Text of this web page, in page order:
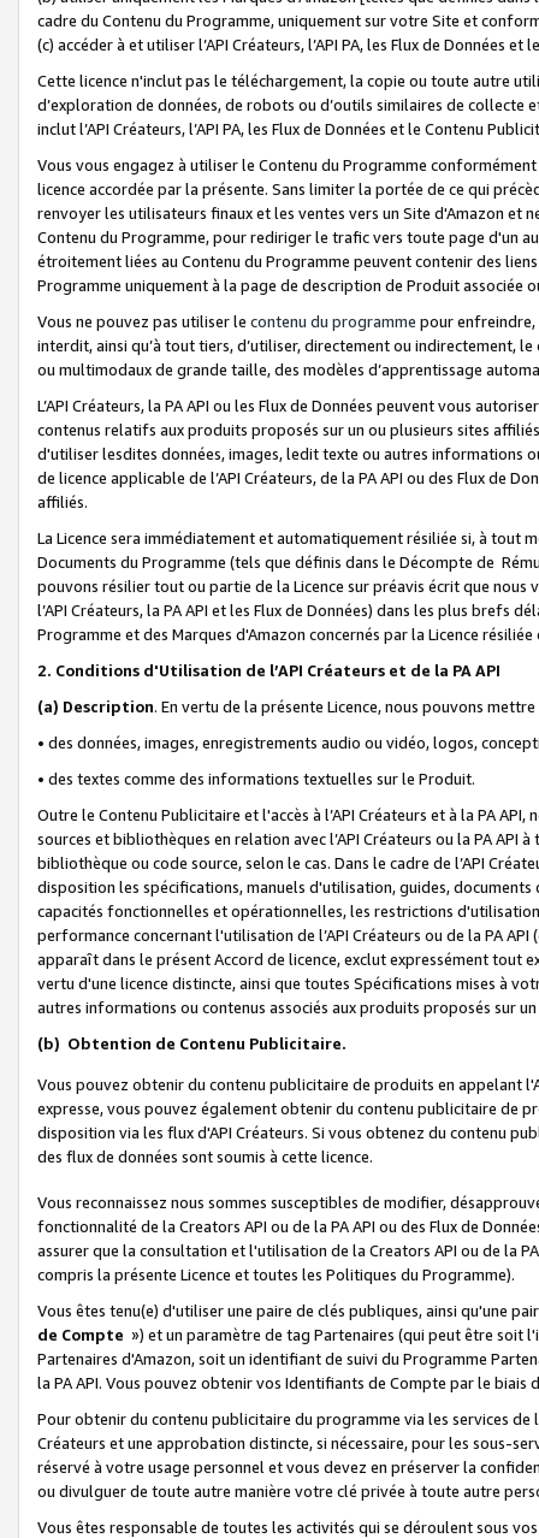
cadre du Contenu du Programme, uniquement sur votre Site et
(c) accéder à et utiliser l’API Créateurs, l’API PA, les Flux de Données
Cette licence n'inclut pas le téléchargement, la copie ou toute autre
d’exploration de données, de robots ou d’outils similaires de
inclut l’API Créateurs, l’API PA, les Flux de Données et le Contenu
Vous vous engagez à utiliser le Contenu du Programme
licence accordée par la présente. Sans limiter la portée de ce qui
renvoyer les utilisateurs finaux et les ventes vers un Site d'Amazon et
Contenu du Programme, pour rediriger le trafic vers toute page d'un
étroitement liées au Contenu du Programme peuvent contenir des
Programme uniquement à la page de description de Produit associée
Vous ne pouvez pas utiliser le contenu du programme pour
interdit, ainsi qu’à tout tiers, d’utiliser, directement ou indirectement,
ou multimodaux de grande taille, des modèles d’apprentissage
L’API Créateurs, la PA API ou les Flux de Données peuvent vous
contenus relatifs aux produits proposés sur un ou plusieurs sites
d'utiliser lesdites données, images, ledit texte ou autres informations
de licence applicable de l’API Créateurs, de la PA API ou des Flux de
affiliés.
La Licence sera immédiatement et automatiquement résiliée si, à
Documents du Programme (tels que définis dans le Décompte de
pouvons résilier tout ou partie de la Licence sur préavis écrit que
l’API Créateurs, la PA API et les Flux de Données) dans les plus
Programme et des Marques d'Amazon concernés par la Licence
2. Conditions d'Utilisation de l’API Créateurs et de la PA API
(a) Description. En vertu de la présente Licence, nous pouvons
• des données, images, enregistrements audio ou vidéo, logos,
• des textes comme des informations textuelles sur le Produit.
Outre le Contenu Publicitaire et l'accès à l’API Créateurs et à la PA
sources et bibliothèques en relation avec l’API Créateurs ou la PA
bibliothèque ou code source, selon le cas. Dans le cadre de l’API
disposition les spécifications, manuels d'utilisation, guides,
capacités fonctionnelles et opérationnelles, les restrictions
performance concernant l'utilisation de l’API Créateurs ou de la PA
apparaît dans le présent Accord de licence, exclut expressément tout
vertu d'une licence distincte, ainsi que toutes Spécifications mises à
autres informations ou contenus associés aux produits proposés sur
(b) Obtention de Contenu Publicitaire.
Vous pouvez obtenir du contenu publicitaire de produits en appelant
expresse, vous pouvez également obtenir du contenu publicitaire de
disposition via les flux d'API Créateurs. Si vous obtenez du contenu
des flux de données sont soumis à cette licence.
Vous reconnaissez nous sommes susceptibles de modifier,
fonctionnalité de la Creators API ou de la PA API ou des Flux de
assurer que la consultation et l'utilisation de la Creators API ou de la
compris la présente Licence et toutes les Politiques du Programme).
Vous êtes tenu(e) d'utiliser une paire de clés publiques, ainsi qu'une
de Compte ») et un paramètre de tag Partenaires (qui peut être soit
Partenaires d'Amazon, soit un identifiant de suivi du Programme
la PA API. Vous pouvez obtenir vos Identifiants de Compte par le biais
Pour obtenir du contenu publicitaire du programme via les services
Créateurs et une approbation distincte, si nécessaire, pour les sous-
réservé à votre usage personnel et vous devez en préserver la
ou divulguer de toute autre manière votre clé privée à toute autre
Vous êtes responsable de toutes les activités qui se déroulent sous